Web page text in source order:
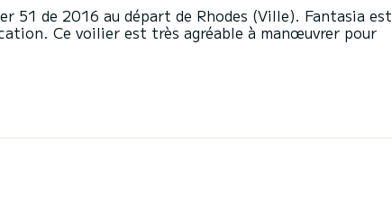
51 de 2016 au départ de Rhodes (Ville). Fantasia est
Ce voilier est très agréable à manœuvrer pour
et profiter de ses 5 cabines tout confort.
toilettes avec douche
enrouleur et d'un Génois sur enrouleur. Il possède
de pont, Panneau solaire, Climatisation.